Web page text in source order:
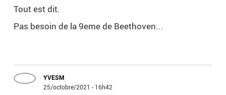
Tout est dit.
Pas besoin de la 9eme de Beethoven...
YVESM
25/octobre/2021 - 16h42